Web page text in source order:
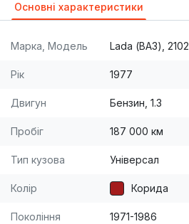
Основні характеристики
Марка, Модель Lada (ВАЗ), 2102
Рік 1977
Двигун Бензин, 1.3
Пробіг 187 000 км
Тип кузова Універсал
Колір Корида
Покоління 1971-1986